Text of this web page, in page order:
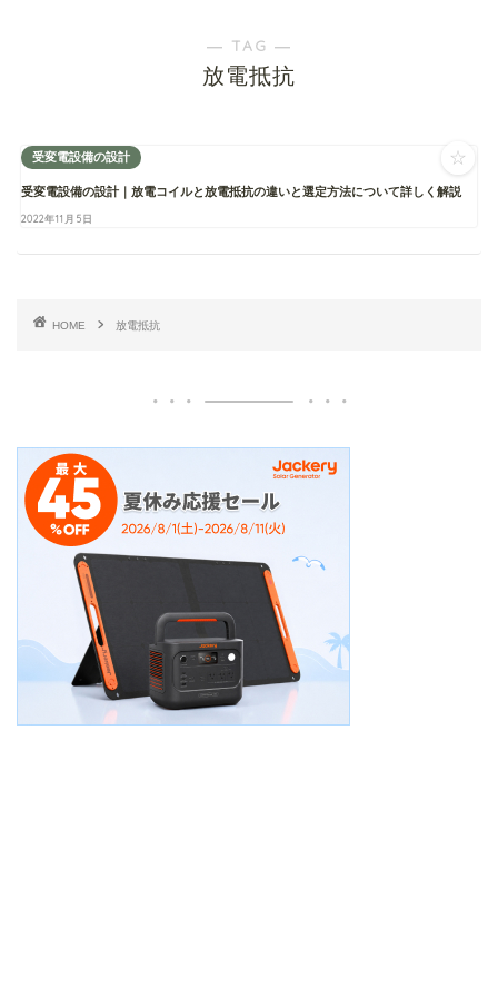
― TAG ―
放電抵抗
受変電設備の設計
受変電設備の設計｜放電コイルと放電抵抗の違いと選定方法について詳しく解説
2022年11月5日
☆
HOME 放電抵抗